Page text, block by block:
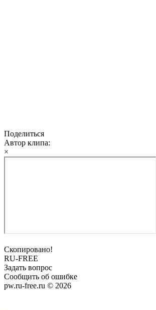
Поделиться
Автор клипа:
×
Скопировано!
RU-FREE
Задать вопрос
Сообщить об ошибке
pw.ru-free.ru © 2026